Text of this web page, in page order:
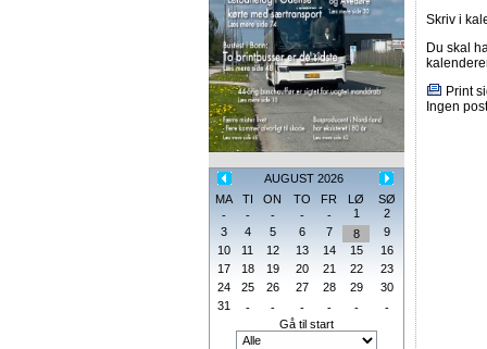
AUGUST 2026
MA
TI ON TO FR LØ
SØ
-
- - - - 1
2
3
4 5 6 7 8
9
10
11 12 13 14 15
16
17
18 19 20 21 22
23
24
25 26 27 28 29
30
31
- - - - -
-
Gå til start
Skriv i
Du skal
Print
Ingen